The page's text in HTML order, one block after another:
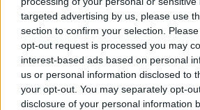
targeted advertising by us, please use
section to confirm your selection.
opt-out request is processed you may
interest-based ads based on personal
us or personal information disclosed to
your opt-out. You may separately opt-
disclosure of your personal information
στη διαδρομή.
Στον τερματισμό θα
εμφιαλωμένο νερό,
μπανάνες για τους δρομείς
Ημιμαραθώνιου.